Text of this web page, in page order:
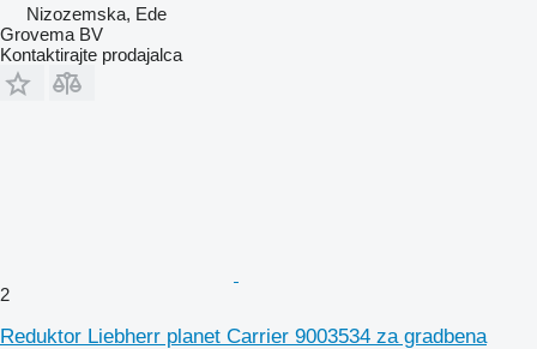
Nizozemska, Ede
Grovema BV
Kontaktirajte prodajalca
2
Reduktor Liebherr planet Carrier 9003534 za gradbena